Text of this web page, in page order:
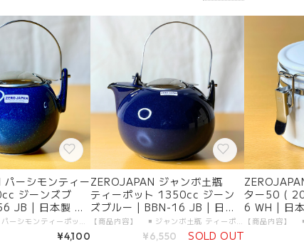
パーシモンティー
ジーンズブ
JB | 日本製 陶
【商品内容】 ◾️ パーシモンティーポットS 450cc 本体 1つ 【製品仕様】 ◾️ サイズ：450cc ◾️ カラー：ジーンズブルー ◾️ 素材 ・本体：陶器（美濃焼） ・金属部分：18-8ステンレス（日本製） ◾️ 食洗機：使用可 【生産地】 ◾️ ZEROJAPAN パーシモンティーポットS 450cc 本体：日本製・岐阜県土岐市 金属部分：日本製・新潟県燕市 【加工者】 有限会社 ZERO JAPAN 【販売者】 有限会社ガーラジャパン 【お届けについて】 「宅配便（送料無料）」にて、大切にお届けします。 日付指定が可能です。
¥4,100
ZEROJAPAN ジャンボ土瓶
ティーポット 1350cc ジーン
ズブルー | BBN-16 JB | 日本
製 陶器 美濃焼
【商品内容】 ◾️ ジャンボ土瓶 ティーポット 1350cc 本体 1つ 【製品仕様】 ◾️ サイズ：1350cc ◾️ カラー：ジーンズブルー ◾️ 素材 ・本体：陶器（美濃焼） ・金属部分：18-8ステンレス（日本製 ） ◾️ 食洗機：使用可 【生産地】 ◾️ ZEROJAPAN ユニバーサル ティーポット 1000cc 本体：日本製・岐阜県土岐市 金属部分：日本製・新潟県燕市 【加工者】 有限会社 ZERO JAPAN 【販売者】 有限会社ガーラジャパン 【お届けについて】 「宅配便（送料無料）」にて、大切にお届けします。 日付指定が可能です。
¥6,550 SOLD OUT
ター50 (
6 WH | 日